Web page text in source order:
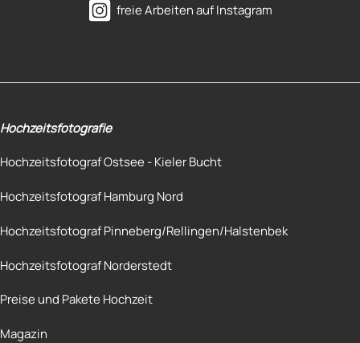
freie Arbeiten auf Instagram
Hochzeitsfotografie
Hochzeitsfotograf Ostsee - Kieler Bucht
Hochzeitsfotograf Hamburg Nord
Hochzeitsfotograf Pinneberg/Rellingen/Halstenbek
Hochzeitsfotograf Norderstedt
Preise und Pakete Hochzeit
Magazin